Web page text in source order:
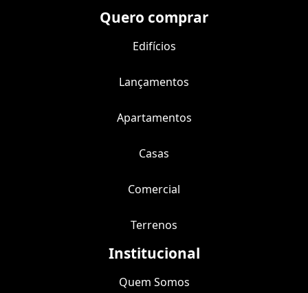
Quero comprar
Edifícios
Lançamentos
Apartamentos
Casas
Comercial
Terrenos
Institucional
Quem Somos